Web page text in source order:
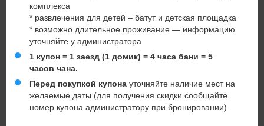
комплекса
* развлечения для детей – батут и детская площадка
* возможно длительное проживание — информацию
уточняйте у администратора
1 купон = 1 заезд (1 домик) = 4 часа бани = 5
часов чана.
Перед покупкой купона уточняйте наличие мест на
желаемые даты (для получения скидки сообщайте
номер купона администратору при бронировании).